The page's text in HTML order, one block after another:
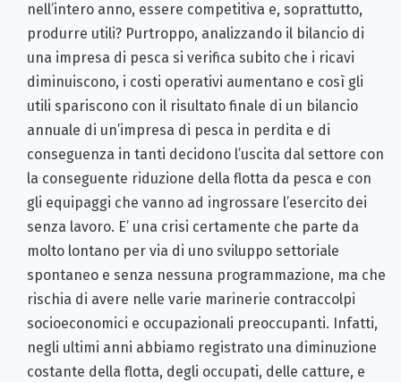
nell’intero anno, essere competitiva e, soprattutto,
produrre utili? Purtroppo, analizzando il bilancio di
una impresa di pesca si verifica subito che i ricavi
diminuiscono, i costi operativi aumentano e così gli
utili spariscono con il risultato finale di un bilancio
annuale di un’impresa di pesca in perdita e di
conseguenza in tanti decidono l’uscita dal settore con
la conseguente riduzione della flotta da pesca e con
gli equipaggi che vanno ad ingrossare l’esercito dei
senza lavoro. E’ una crisi certamente che parte da
molto lontano per via di uno sviluppo settoriale
spontaneo e senza nessuna programmazione, ma che
rischia di avere nelle varie marinerie contraccolpi
socioeconomici e occupazionali preoccupanti. Infatti,
negli ultimi anni abbiamo registrato una diminuzione
costante della flotta, degli occupati, delle catture, e